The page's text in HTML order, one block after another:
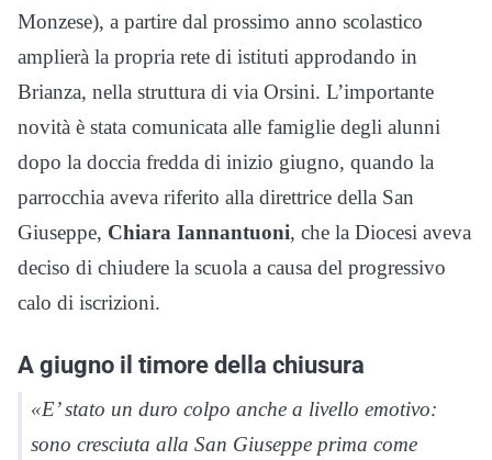
Monzese), a partire dal prossimo anno scolastico
amplierà la propria rete di istituti approdando in
Brianza, nella struttura di via Orsini. L’importante
novità è stata comunicata alle famiglie degli alunni
dopo la doccia fredda di inizio giugno, quando la
parrocchia aveva riferito alla direttrice della San
Giuseppe, Chiara Iannantuoni, che la Diocesi aveva
deciso di chiudere la scuola a causa del progressivo
calo di iscrizioni.
A giugno il timore della chiusura
«E’ stato un duro colpo anche a livello emotivo:
sono cresciuta alla San Giuseppe prima come